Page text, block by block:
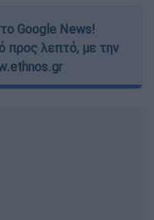
Google News!
προς λεπτό, με την